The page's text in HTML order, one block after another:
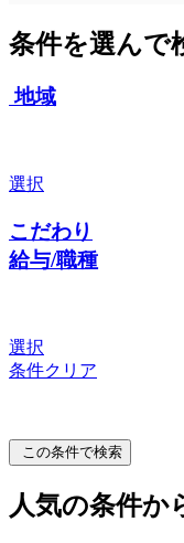
条件を選んで
地域
選択
こだわり
給与/職種
選択
条件クリア
この条件で検索
人気の条件か